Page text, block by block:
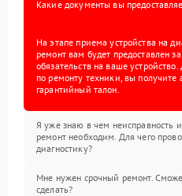
Какие документы вы
На этапе приема устройства на
ремонт вам будет предоставлен
обязательств на ваше
по ремонту техники, вы получите
гарантийный талон.
Я уже знаю в чем неисправность
ремонт необходим. Для чего
диагностику?
Мне нужен срочный ремонт.
сделать?